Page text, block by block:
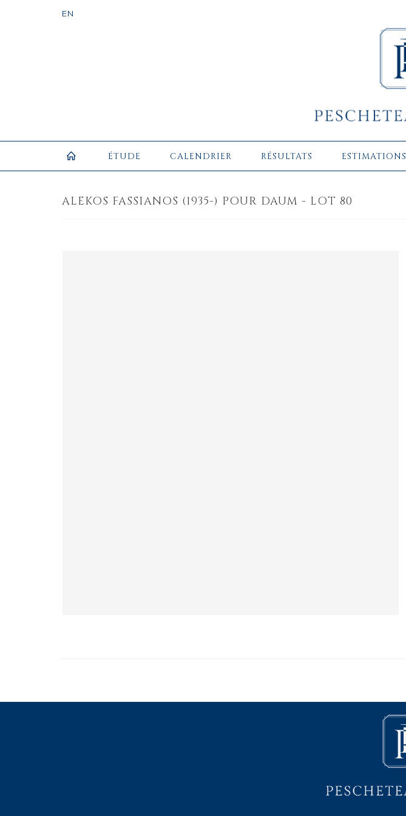
ÉTUDE CALENDRIER RÉSULTATS ESTIMATIONS
ALEKOS FASSIANOS (1935-) POUR DAUM - LOT 80